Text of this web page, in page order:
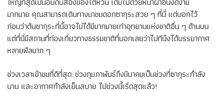
มากมาย คุณสามารถเดินทางมาชมดอกซากุระสวย ๆ ที่นี่ แต่บอกไว้
ก่อนว่าต้นซากุระที่นี้อาจไม่ได้มีมากมายเท่าอุทยานแห่งชาติอื่น ๆ ด้านบน
แต่ที่นี่มีสถานที่ท่องเที่ยวทางธรรมชาติที่บอกเลยว่าไปทีนึงได้บรรยากาศ
หลายฟีลมาก ๆ
ช่วงเวลาเข้าชมที่ดีที่สุด: ช่วงกุมภาพันธ์ถึงมีนาคมเป็นช่วงที่ซากุระกำลัง
บาน และอากาศกำลังเย็นสบาย ไปช่วงนี้เริ่ดสุดแล้ว!